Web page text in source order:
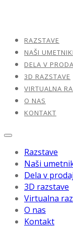
RAZSTAVE
NAŠI UMETNIKI
DELA V
3D RAZSTAVE
VIRTUALNA
O NAS
KONTAKT
Razstave
Naši
Dela v
3D razstave
Virtualna
O nas
Kontakt